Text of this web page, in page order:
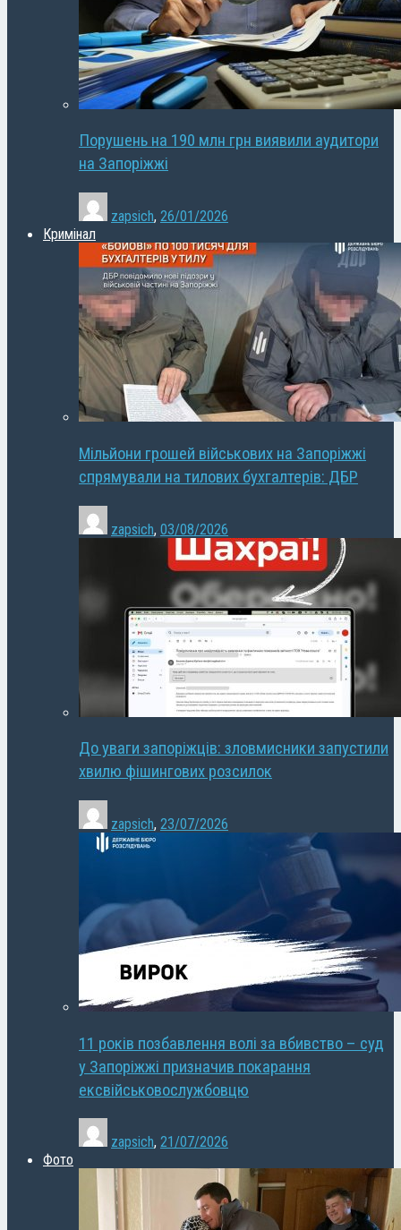
Порушень на 190 млн грн виявили аудитори
на Запоріжжі
zapsich, 26/01/2026
Кримінал
Мільйони грошей військових на Запоріжжі
спрямували на тилових бухгалтерів: ДБР
zapsich, 03/08/2026
До уваги запоріжців: зловмисники запустили
хвилю фішингових розсилок
zapsich, 23/07/2026
11 років позбавлення волі за вбивство – суд
у Запоріжжі призначив покарання
ексвійськовослужбовцю
zapsich, 21/07/2026
Фото